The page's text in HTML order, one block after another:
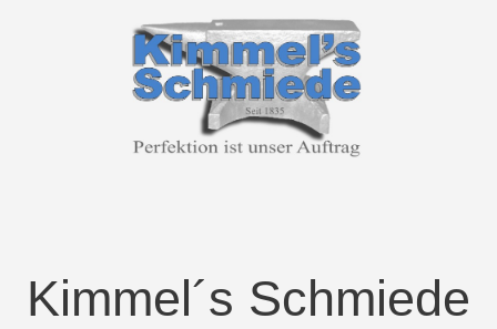
Kimmel´s Schmiede